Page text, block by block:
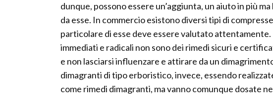
dunque, possono essere un’aggiunta, un aiuto in più
da esse. In commercio esistono diversi tipi di
particolare di esse deve essere valutato
immediati e radicali non sono dei rimedi sicuri e
e non lasciarsi influenzare e attirare da un
dimagranti di tipo erboristico, invece, essendo
come rimedi dimagranti, ma vanno comunque dosate